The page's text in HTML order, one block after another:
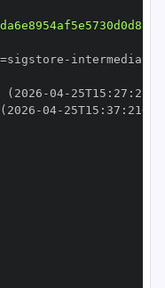
-
(2026 -04- 25T15 : 27 :
-04- 25T15 : 37 : 21+00